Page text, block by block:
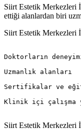
Siirt Estetik Merkezleri
ettiği alanlardan biri
Siirt Estetik Merkezleri
Doktorların
Uzmanlık alanları
Sertifikalar ve
Klinik içi çalışma
Siirt Estetik Merkezleri